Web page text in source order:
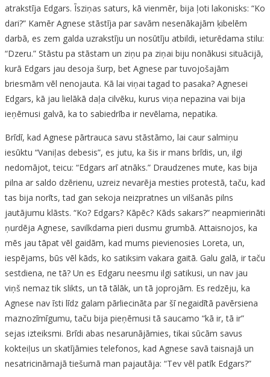
atrakstīja Edgars. Īsziņas saturs, kā vienmēr, bija ļoti lakonisks: “Ko
dari?” Kamēr Agnese stāstīja par savām nesenākajām ķibelēm
darbā, es zem galda uzrakstīju un nosūtīju atbildi, ieturēdama stilu:
“Dzeru.” Stāstu pa stāstam un ziņu pa ziņai biju nonākusi situācijā,
kurā Edgars jau desoja šurp, bet Agnese par tuvojošajām
briesmām vēl nenojauta. Kā lai viņai tagad to pasaka? Agnesei
Edgars, kā jau lielākā daļa cilvēku, kurus viņa nepazina vai bija
ieņēmusi galvā, ka to sabiedrība ir nevēlama, nepatika.
Brīdī, kad Agnese pārtrauca savu stāstāmo, lai caur salmiņu
iesūktu “Vaniļas debesis”, es jutu, ka šis ir mans brīdis, un, ilgi
nedomājot, teicu: “Edgars arī atnāks.” Draudzenes mute, kas bija
pilna ar saldo dzērienu, uzreiz nevarēja mesties protestā, taču, kad
tas bija norīts, tad gan sekoja neizpratnes un vilšanās pilns
jautājumu klāsts. “Ko? Edgars? Kāpēc? Kāds sakars?” neapmierināti
ņurdēja Agnese, savilkdama pieri dusmu grumbā. Attaisnojos, ka
mēs jau tāpat vēl gaidām, kad mums pievienosies Loreta, un,
iespējams, būs vēl kāds, ko satiksim vakara gaitā. Galu galā, ir taču
sestdiena, ne tā? Un es Edgaru neesmu ilgi satikusi, un nav jau
viņš nemaz tik slikts, un tā tālāk, un tā joprojām. Es redzēju, ka
Agnese nav īsti līdz galam pārliecināta par šī negaidītā pavērsiena
maznozīmīgumu, taču bija pieņēmusi tā saucamo “kā ir, tā ir”
sejas izteiksmi. Brīdi abas nesarunājāmies, tikai sūcām savus
kokteiļus un skatījāmies telefonos, kad Agnese savā taisnajā un
nesatricināmajā tiešumā man pajautāja: “Tev vēl patīk Edgars?”